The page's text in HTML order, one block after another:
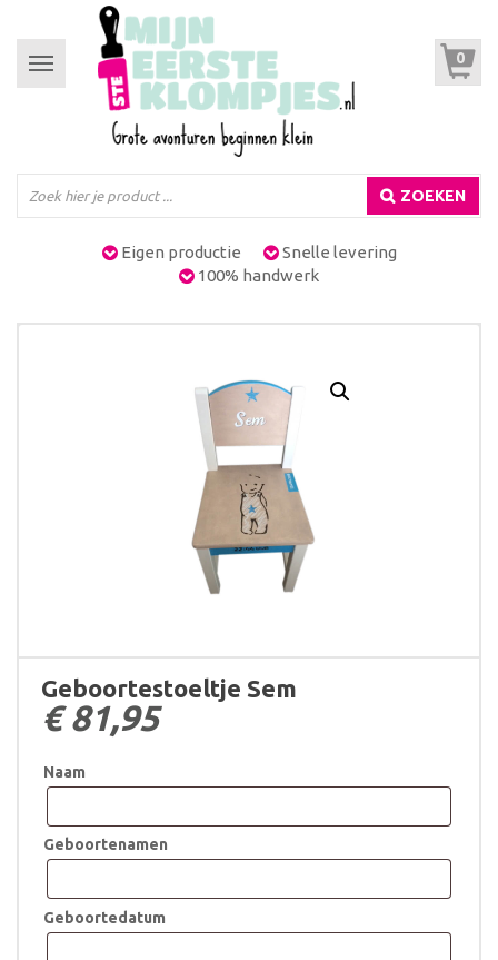
Toggle
navigation
0
ZOEKEN
Eigen productie
Snelle levering
100% handwerk
Geboortestoeltje Sem
€81,95
Naam
Geboortenamen
Geboortedatum